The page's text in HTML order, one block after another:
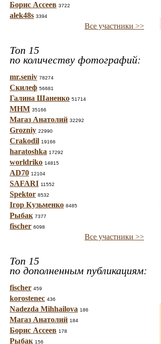
Борис Ассеев 3722
alek48s 3394
Все участники >>
Топ 15
по количеству фотографий:
mr.seniv 78274
Скилеф 56681
Галина Шаненко 51714
МНМ 35166
Магаз Анатолий 32292
Grozniy 22990
Crakodil 19166
haratoshka 17292
worldriko 14815
AD70 12104
SAFARI 11552
Spektor 8532
Ігор Кузьменко 8485
Рыбак 7377
fischer 6098
Все участники >>
Топ 15
по дополненным публикациям:
fischer 459
korostenec 436
Nadezda Mihhailova 186
Магаз Анатолий 184
Борис Ассеев 178
Рыбак 156